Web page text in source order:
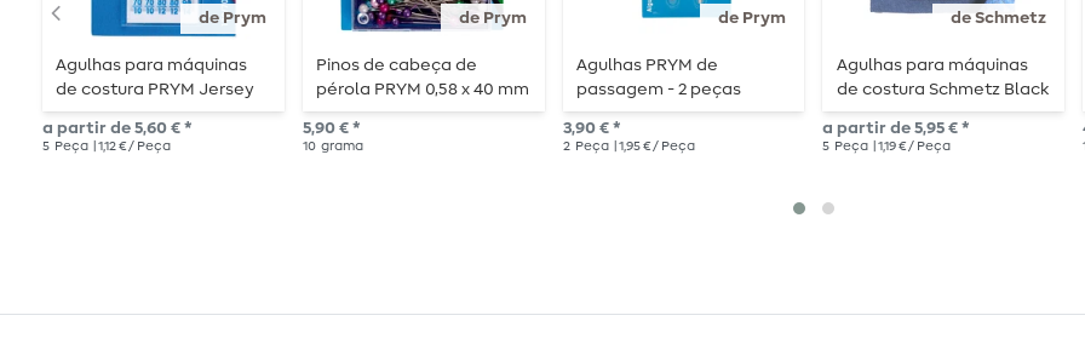
de Prym
Agulhas para máquinas
de costura PRYM Jersey
a partir de 5,60 € *
5 Peça | 1,12 € / Peça
de Prym
Pinos de cabeça de
pérola PRYM 0,58 x 40 mm
- 10g
5,90 € *
10 grama
de Prym
Agulhas PRYM de
passagem - 2 peças
3,90 € *
2 Peça | 1,95 € / Peça
de Schmetz
Agulhas para máquinas
de costura Schmetz Black
Super Universal
a partir de 5,95 € *
5 Peça | 1,19 € / Peça